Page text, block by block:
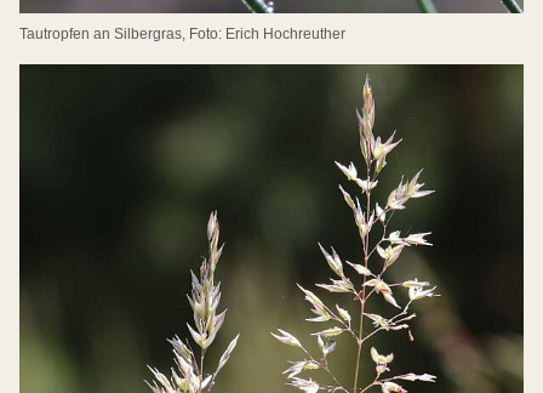
Tautropfen an Silbergras, Foto: Erich Hochreuther